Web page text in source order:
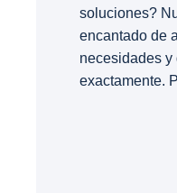
soluciones?
encantado de
necesidades
exactamente.